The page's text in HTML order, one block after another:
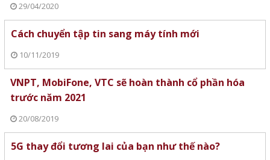
29/04/2020
Cách chuyển tập tin sang máy tính mới
10/11/2019
VNPT, MobiFone, VTC sẽ hoàn thành cổ phần hóa
trước năm 2021
20/08/2019
5G thay đổi tương lai của bạn như thế nào?